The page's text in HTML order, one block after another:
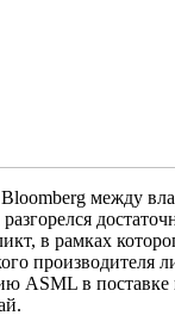
между
в рамках
производителя
ASML в поставке